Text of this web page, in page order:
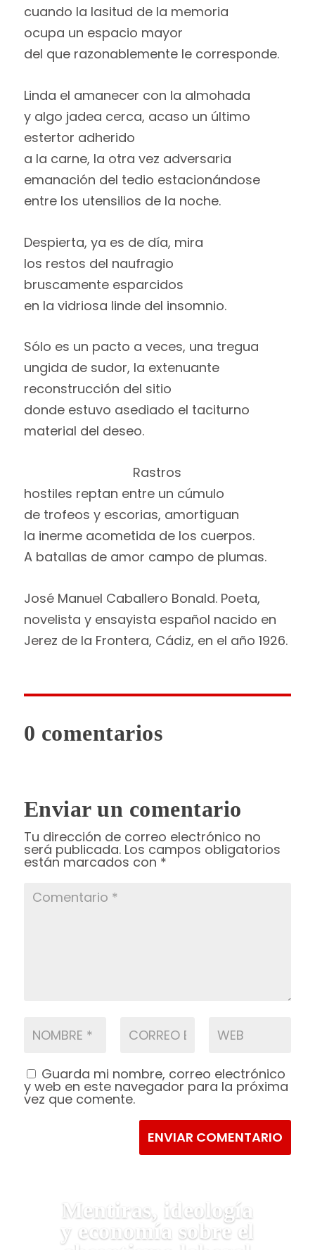
cuando la lasitud de la memoria
ocupa un espacio mayor
del que razonablemente le corresponde.
Linda el amanecer con la almohada
y algo jadea cerca, acaso un último
estertor adherido
a la carne, la otra vez adversaria
emanación del tedio estacionándose
entre los utensilios de la noche.
Despierta, ya es de día, mira
los restos del naufragio
bruscamente esparcidos
en la vidriosa linde del insomnio.
Sólo es un pacto a veces, una tregua
ungida de sudor, la extenuante
reconstrucción del sitio
donde estuvo asediado el taciturno
material del deseo.
Rastros
hostiles reptan entre un cúmulo
de trofeos y escorias, amortiguan
la inerme acometida de los cuerpos.
A batallas de amor campo de plumas.
José Manuel Caballero Bonald. Poeta,
novelista y ensayista español nacido en
Jerez de la Frontera, Cádiz, en el año 1926.
0 comentarios
Enviar un comentario
Tu dirección de correo electrónico no
será publicada. Los campos obligatorios
están marcados con *
Guarda mi nombre, correo electrónico
y web en este navegador para la próxima
vez que comente.
ENVIAR COMENTARIO
Mentiras, ideología
y economía sobre el